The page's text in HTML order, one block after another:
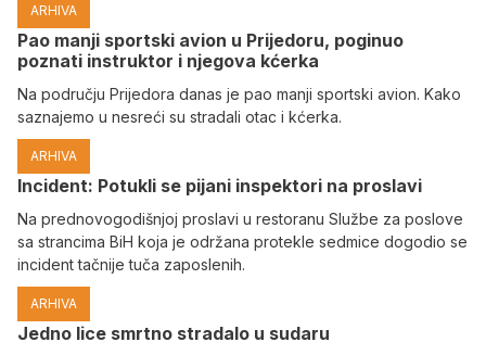
ARHIVA
Pao manji sportski avion u Prijedoru, poginuo
poznati instruktor i njegova kćerka
Na području Prijedora danas je pao manji sportski avion. Kako
saznajemo u nesreći su stradali otac i kćerka.
ARHIVA
Incident: Potukli se pijani inspektori na proslavi
Na prednovogodišnjoj proslavi u restoranu Službe za poslove
sa strancima BiH koja je održana protekle sedmice dogodio se
incident tačnije tuča zaposlenih.
ARHIVA
Јedno lice smrtno stradalo u sudaru